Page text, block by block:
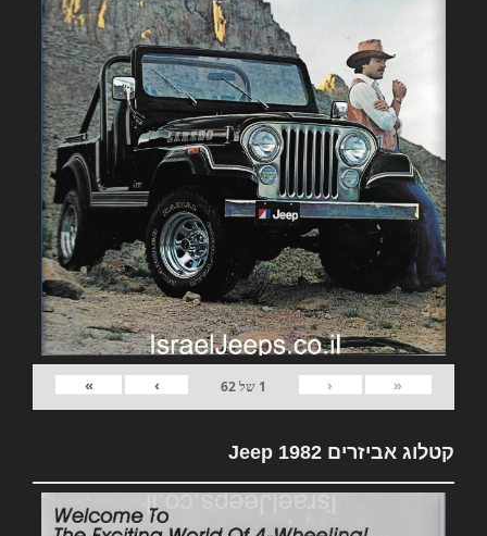
«
‹
1 של62
›
»
קטלוג אביזרים 1982 Jeep